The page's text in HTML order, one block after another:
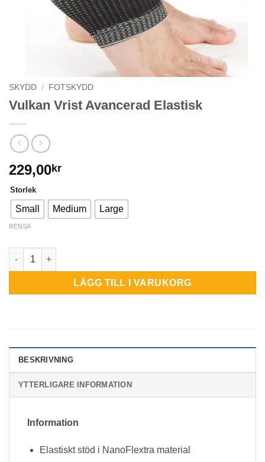
SKYDD / FOTSKYDD
Vulkan Vrist Avancerad Elastisk
229,00kr
Storlek
Small Medium Large
RENSA
Vulkan Vrist Avancerad Elastisk mängd
LÄGG TILL I VARUKORG
BESKRIVNING
YTTERLIGARE INFORMATION
Information
Elastiskt stöd i NanoFlextra material